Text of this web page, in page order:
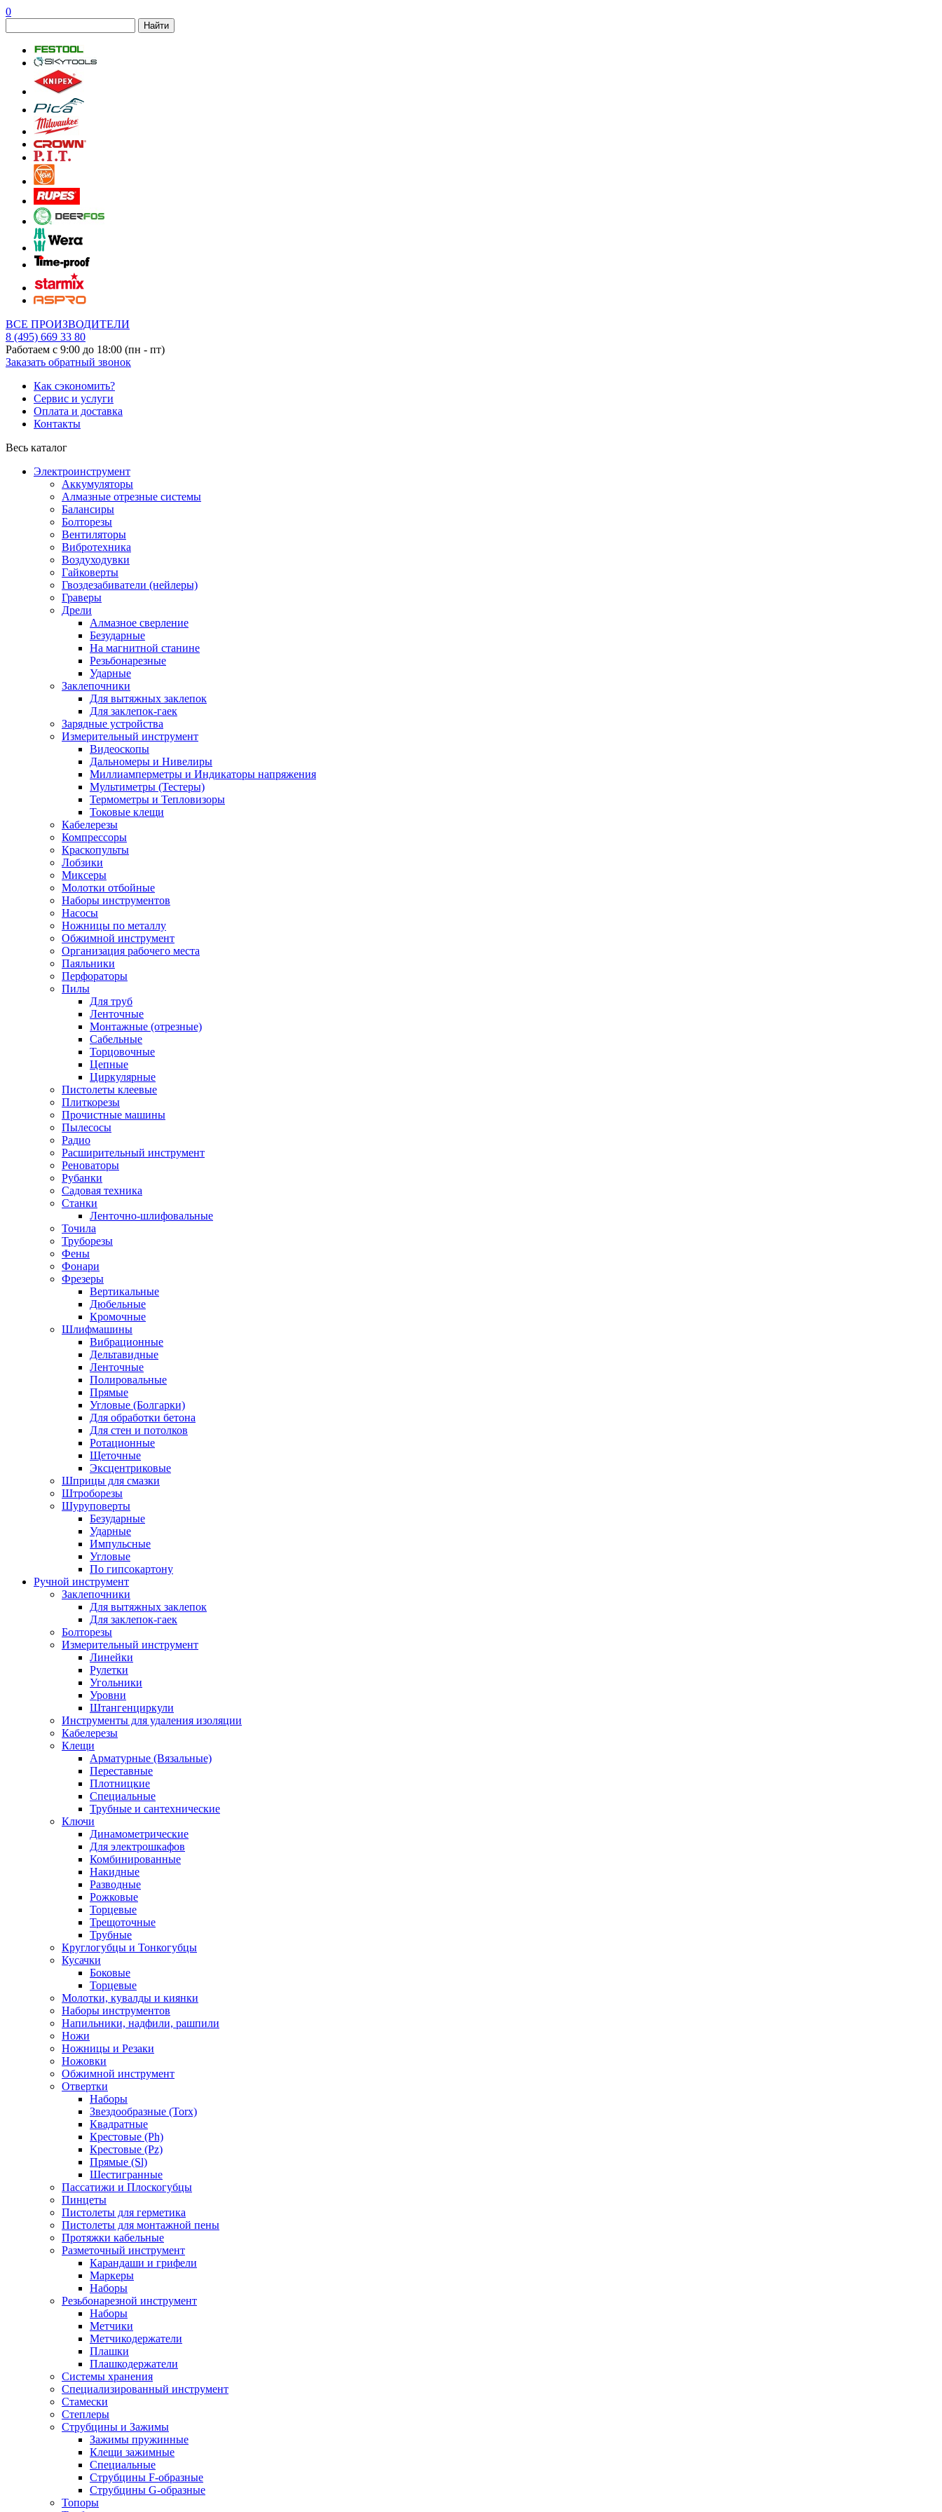
0
Найти
ВСЕ ПРОИЗВОДИТЕЛИ
8 (495) 669 33 80
Работаем с 9:00 до 18:00 (пн - пт)
Заказать обратный звонок
Как сэкономить?
Сервис и услуги
Оплата и доставка
Контакты
Весь каталог
Электроинструмент
Аккумуляторы
Алмазные отрезные системы
Балансиры
Болторезы
Вентиляторы
Вибротехника
Воздуходувки
Гайковерты
Гвоздезабиватели (нейлеры)
Граверы
Дрели
Алмазное сверление
Безударные
На магнитной станине
Резьбонарезные
Ударные
Заклепочники
Для вытяжных заклепок
Для заклепок-гаек
Зарядные устройства
Измерительный инструмент
Видеоскопы
Дальномеры и Нивелиры
Миллиамперметры и Индикаторы напряжения
Мультиметры (Тестеры)
Термометры и Тепловизоры
Токовые клещи
Кабелерезы
Компрессоры
Краскопульты
Лобзики
Миксеры
Молотки отбойные
Наборы инструментов
Насосы
Ножницы по металлу
Обжимной инструмент
Организация рабочего места
Паяльники
Перфораторы
Пилы
Для труб
Ленточные
Монтажные (отрезные)
Сабельные
Торцовочные
Цепные
Циркулярные
Пистолеты клеевые
Плиткорезы
Прочистные машины
Пылесосы
Радио
Расширительный инструмент
Реноваторы
Рубанки
Садовая техника
Станки
Ленточно-шлифовальные
Точила
Труборезы
Фены
Фонари
Фрезеры
Вертикальные
Дюбельные
Кромочные
Шлифмашины
Вибрационные
Дельтавидные
Ленточные
Полировальные
Прямые
Угловые (Болгарки)
Для обработки бетона
Для стен и потолков
Ротационные
Щеточные
Эксцентриковые
Шприцы для смазки
Штроборезы
Шуруповерты
Безударные
Ударные
Импульсные
Угловые
По гипсокартону
Ручной инструмент
Заклепочники
Для вытяжных заклепок
Для заклепок-гаек
Болторезы
Измерительный инструмент
Линейки
Рулетки
Угольники
Уровни
Штангенциркули
Инструменты для удаления изоляции
Кабелерезы
Клещи
Арматурные (Вязальные)
Переставные
Плотницкие
Специальные
Трубные и сантехнические
Ключи
Динамометрические
Для электрошкафов
Комбинированные
Накидные
Разводные
Рожковые
Торцевые
Трещоточные
Трубные
Круглогубцы и Тонкогубцы
Кусачки
Боковые
Торцевые
Молотки, кувалды и киянки
Наборы инструментов
Напильники, надфили, рашпили
Ножи
Ножницы и Резаки
Ножовки
Обжимной инструмент
Отвертки
Наборы
Звездообразные (Torx)
Квадратные
Крестовые (Ph)
Крестовые (Pz)
Прямые (Sl)
Шестигранные
Пассатижи и Плоскогубцы
Пинцеты
Пистолеты для герметика
Пистолеты для монтажной пены
Протяжки кабельные
Разметочный инструмент
Карандаши и грифели
Маркеры
Наборы
Резьбонарезной инструмент
Наборы
Метчики
Метчикодержатели
Плашки
Плашкодержатели
Системы хранения
Специализированный инструмент
Стамески
Степлеры
Струбцины и Зажимы
Зажимы пружинные
Клещи зажимные
Специальные
Струбцины F-образные
Струбцины G-образные
Топоры